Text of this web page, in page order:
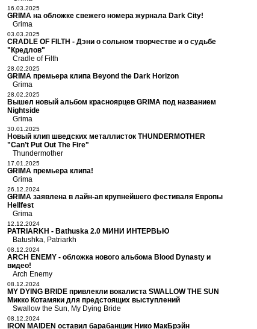
16.03.2025
GRIMA на обложке свежего номера журнала Dark City!
Grima
03.03.2025
CRADLE OF FILTH - Дэни о сольном творчестве и о судьбе
"Кредлов"
Cradle of Filth
28.02.2025
GRIMA премьера клипа Beyond the Dark Horizon
Grima
28.02.2025
Вышел новый альбом красноярцев GRIMA под названием
Nightside
Grima
30.01.2025
Новый клип шведских металлисток THUNDERMOTHER
"Can’t Put Out The Fire"
Thundermother
17.01.2025
GRIMA премьера клипа!
Grima
26.12.2024
GRIMA заявлена в лайн-ап крупнейшего фестиваля Европы
Hellfest
Grima
12.12.2024
PATRIARKH - Bathuska 2.0 МИНИ ИНТЕРВЬЮ
Batushka Patriarkh
08.12.2024
ARCH ENEMY - обложка нового альбома Blood Dynasty и
видео!
Arch Enemy
08.12.2024
MY DYING BRIDE привлекли вокалиста SWALLOW THE SUN
Микко Котамяки для предстоящих выступлений
Swallow the Sun
My Dying Bride
08.12.2024
IRON MAIDEN оставил барабанщик Нико МакБрэйн